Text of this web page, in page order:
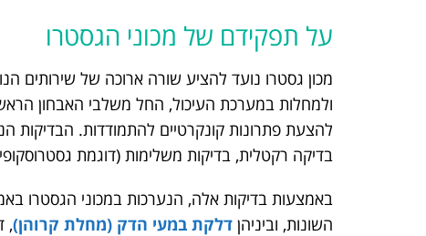
על תפקידם של מכוני הגסטרו
מכון גסטרו נועד להציע שורה ארוכה של שירותים
ולמחלות במערכת העיכול, החל משלבי האבחון
להצעת פתרונות קונקרטיים להתמודדות. הבדיקות
בדיקה רקטלית, בדיקות משלימות (דוגמת
באמצעות בדיקות אלה, הנערכות במכוני הגסטרו
השונות, וביניהן דלקת במעי הדק (מחלת קרוהן),